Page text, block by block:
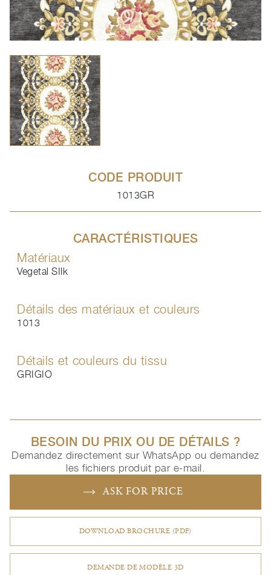
CODE PRODUIT
1013GR
CARACTÉRISTIQUES
Matériaux
Vegetal SIlk
Détails des matériaux et couleurs
1013
Détails et couleurs du tissu
GRIGIO
BESOIN DU PRIX OU DE DÉTAILS ?
Demandez directement sur WhatsApp ou demandez
les fichiers produit par e-mail.
ASK FOR PRICE
DOWNLOAD BROCHURE (PDF)
DEMANDE DE MODÈLE 3D